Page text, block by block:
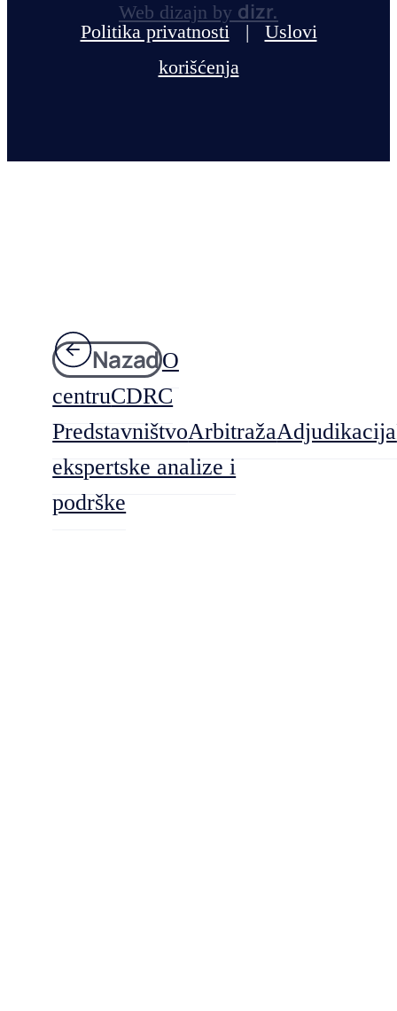
Web dizajn by dizr.
Politika privatnosti | Uslovi
korišćenja
NazadO
centruCDRC
PredstavništvoArbitražaAdjudikacija
ekspertske analize i
podrške